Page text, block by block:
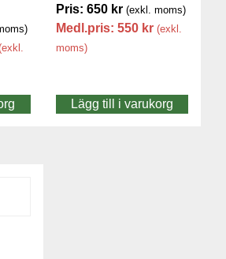
Pris: 650 kr (exkl. moms)
Medl.pris: 550 kr (exkl.
moms)
Lägg till i varukorg